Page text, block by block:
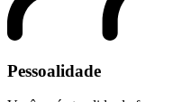
Pessoalidade